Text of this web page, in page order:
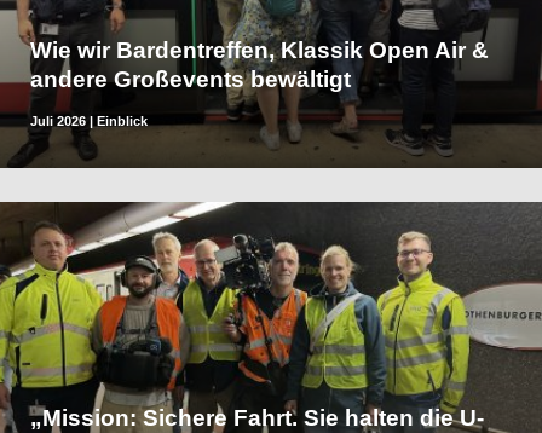
Wie wir Bardentreffen, Klassik Open Air &
andere Großevents bewältigt
Juli 2026 | Einblick
„Mission: Sichere Fahrt. Sie halten die U-